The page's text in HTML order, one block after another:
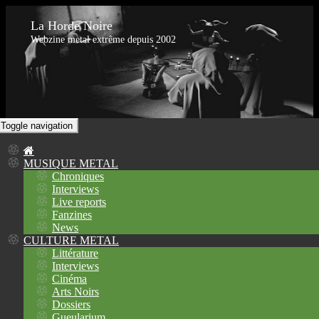
La Horde Noire
Webzine metal extrême depuis 2002
Toggle navigation
MUSIQUE METAL
Chroniques
Interviews
Live reports
Fanzines
News
CULTURE METAL
Littérature
Interviews
Cinéma
Arts Noirs
Dossiers